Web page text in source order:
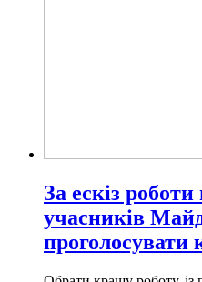
За ескіз
учасників
проголосувати